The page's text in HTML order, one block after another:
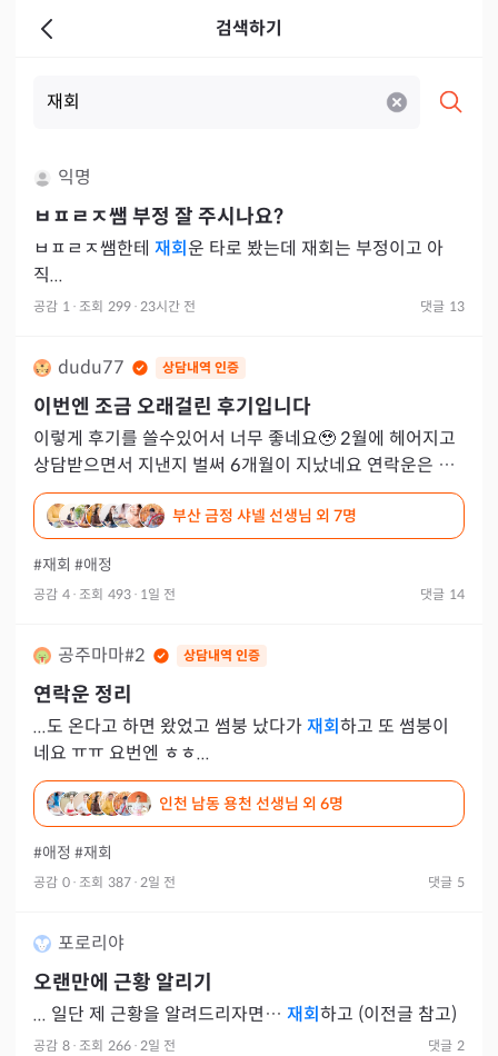
검색하기
익명
ㅂㅍㄹㅈ쌤 부정 잘 주시나요?
ㅂㅍㄹㅈ쌤한테 재회운 타로 봤는데 재회는 부정이고 아
직...
공감 1 · 조회 299 · 23시간 전 댓글 13
dudu77 상담내역 인증
이번엔 조금 오래걸린 후기입니다
이렇게 후기를 쓸수있어서 너무 좋네요🥹 2월에 헤어지고
상담받으면서 지낸지 벌써 6개월이 지났네요 연락운은 밀
리고밀리다 제가 먼저했어요.. 다행인건지 밀어낼꺼라 생각
했던 상대는
부산 금정 샤넬 선생님 외 7명
#재회 #애정
공감 4 · 조회 493 · 1일 전 댓글 14
공주마마#2 상담내역 인증
연락운 정리
...도 온다고 하면 왔었고 썸붕 났다가재회하고 또 썸붕이
네요 ㅠㅠ 요번엔 ㅎㅎ...
인천 남동 용천 선생님 외 6명
#애정 #재회
공감 0 · 조회 387 · 2일 전 댓글 5
포로리야
오랜만에 근황 알리기
... 일단 제 근황을 알려드리자면… 재회하고 (이전글 참고)
공감 8 · 조회 266 · 2일 전 댓글 2